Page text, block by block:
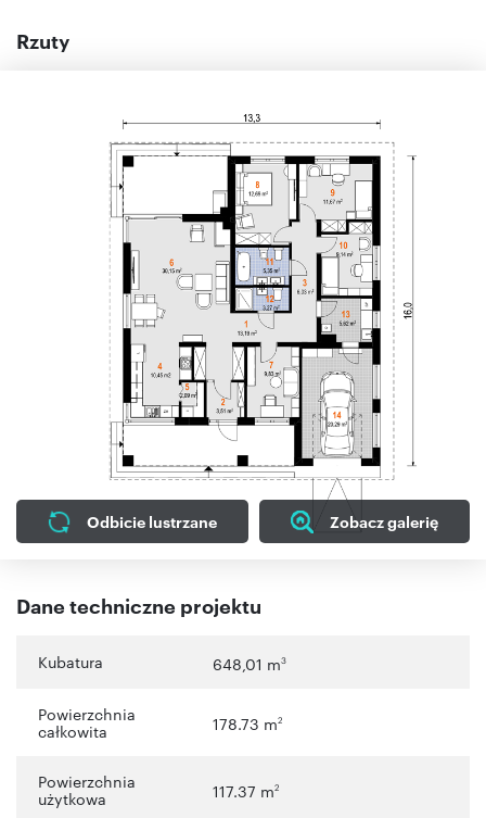
Rzuty
Odbicie lustrzane Zobacz galerię
Dane techniczne projektu
Kubatura 648,01 m3
Powierzchnia
całkowita
178.73 m2
Powierzchnia
użytkowa
117.37 m2